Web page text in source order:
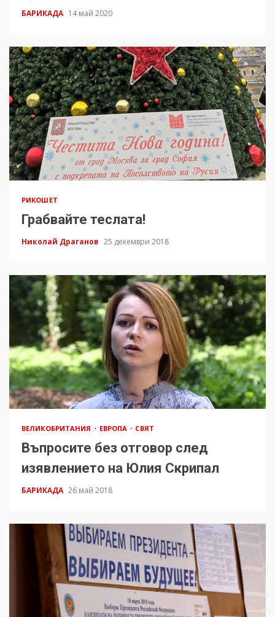
БАРИКАДА 14 май 2020
РИКОШЕТ
Грабвайте теслата!
Николай Драганов 25 декември 2018
ВЕЛИКОБРИТАНИЯ ЕВРОПА СВЯТ
Въпросите без отговор след
изявлението на Юлия Скрипал
БАРИКАДА 26 май 2018